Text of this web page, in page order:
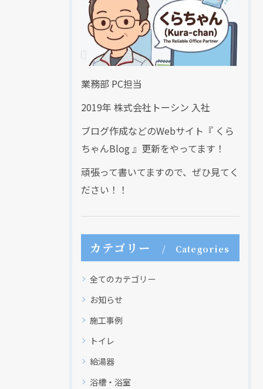
業務部 PC担当
2019年 株式会社トーシン 入社
ブログ作成などのWebサイト『 くら
ちゃんBlog 』更新をやってます！
頑張って書いてますので、ぜひ見てく
ださい！！
カテゴリー Categories
全てのカテゴリー
お知らせ
施工事例
トイレ
給湯器
浴槽・浴室